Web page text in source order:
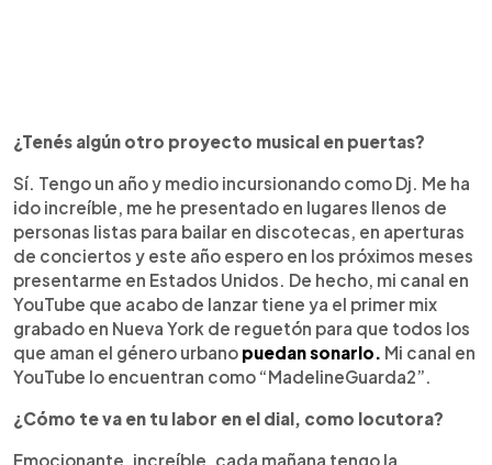
¿Tenés algún otro proyecto musical en puertas?
Sí. Tengo un año y medio incursionando como Dj. Me ha
ido increíble, me he presentado en lugares llenos de
personas listas para bailar en discotecas, en aperturas
de conciertos y este año espero en los próximos meses
presentarme en Estados Unidos. De hecho, mi canal en
YouTube que acabo de lanzar tiene ya el primer mix
grabado en Nueva York de reguetón para que todos los
que aman el género urbano puedan sonarlo. Mi canal en
YouTube lo encuentran como “MadelineGuarda2”.
¿Cómo te va en tu labor en el dial, como locutora?
Emocionante, increíble, cada mañana tengo la